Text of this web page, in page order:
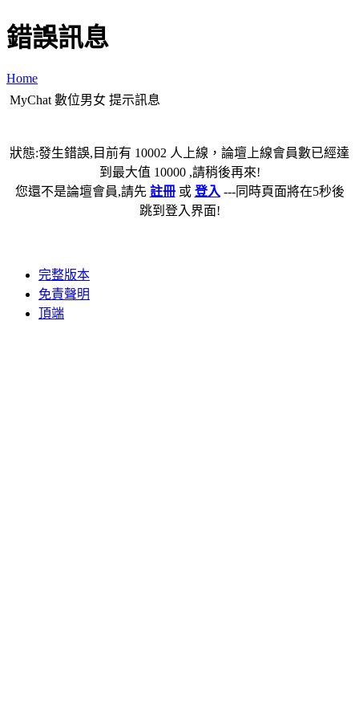
錯誤訊息
Home
MyChat 數位男女 提示訊息
狀態:發生錯誤,目前有 10002 人上線，論壇上線會員數已經達
到最大值 10000 ,請稍後再來!
您還不是論壇會員,請先 註冊或 登入 ---同時頁面將在5秒後
跳到登入界面!
完整版本
免責聲明
頂端